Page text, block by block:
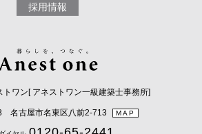
採用情報
トワン[ アネストワン一級建築士事務所]
名古屋市名東区八前2-713 MAP